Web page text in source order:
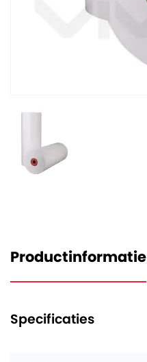
Productinformatie
Specificaties